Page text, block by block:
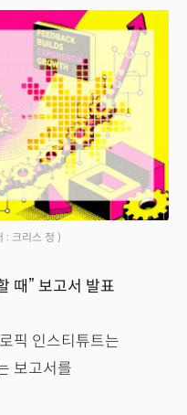
: 크리스 정 )
때” 보고서 발표
픽 인스티튜트는
보고서를